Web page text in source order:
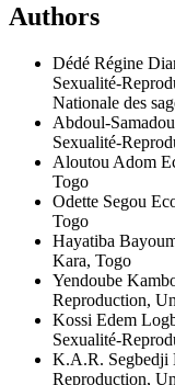
Authors
Dédé Régine
Sexualité-
Nationale des
Abdoul-
Sexualité-
Aloutou Adom
Togo
Odette Segou
Togo
Hayatiba
Kara, Togo
Yendoube
Reproduction,
Kossi Edem
Sexualité-
K.A.R. Segbedji
Reproduction,